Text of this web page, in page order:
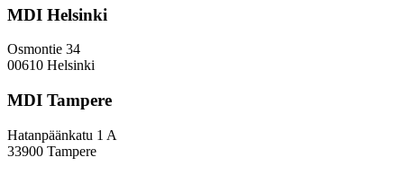
MDI Helsinki
Osmontie 34
00610 Helsinki
MDI Tampere
Hatanpäänkatu 1 A
33900 Tampere